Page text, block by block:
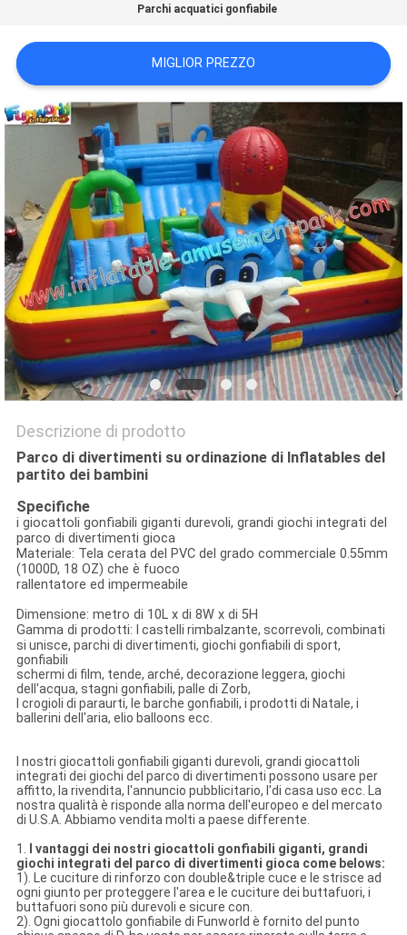
PRIVACY
POLICY
Parchi acquatici gonfiabile
MIGLIOR PREZZO
Descrizione di prodotto
Parco di divertimenti su ordinazione di Inflatables del
partito dei bambini
Specifiche
i giocattoli gonfiabili giganti durevoli, grandi giochi integrati del
parco di divertimenti gioca
Materiale: Tela cerata del PVC del grado commerciale 0.55mm
(1000D, 18 OZ) che è fuoco
rallentatore ed impermeabile
Dimensione: metro di 10L x di 8W x di 5H
Gamma di prodotti:
I castelli rimbalzante, scorrevoli, combinati
si unisce, parchi di divertimenti, giochi gonfiabili di sport,
gonfiabili
schermi di film, tende, arché, decorazione leggera, giochi
dell'acqua, stagni gonfiabili, palle di Zorb,
I crogioli di paraurti, le barche gonfiabili, i prodotti di Natale, i
ballerini dell'aria, elio balloons ecc.
I nostri giocattoli gonfiabili giganti durevoli, grandi giocattoli
integrati dei giochi del parco di divertimenti possono usare per
affitto, la rivendita, l'annuncio pubblicitario, l'di casa uso ecc. La
nostra qualità è risponde alla norma dell'europeo e del mercato
di U.S.A. Abbiamo vendita molti a paese differente.
1.
I vantaggi dei nostri giocattoli gonfiabili giganti, grandi
giochi integrati del parco di divertimenti gioca come belows:
1). Le cuciture di rinforzo con double&triple cuce e le strisce ad
ogni giunto per proteggere l'area e le cuciture dei buttafuori, i
buttafuori sono più durevoli e sicure con.
2). Ogni giocattolo gonfiabile di Funworld è fornito del punto